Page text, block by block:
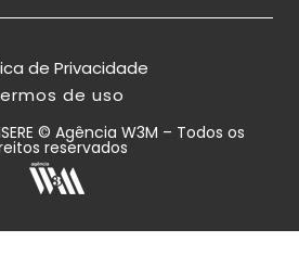
de Privacidade
de uso
© Agência W3M – Todos os
reservados